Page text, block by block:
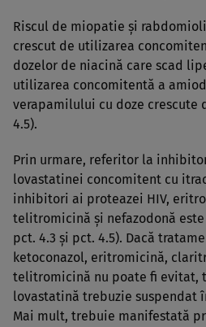
Riscul de miopatie şi
crescut de utilizarea
dozelor de niacină care scad
utilizarea concomitentă a
verapamilului cu doze crescute
4.5).
Prin urmare, referitor la
lovastatinei concomitent cu
inhibitori ai proteazei HIV,
telitromicină şi nefazodonă
pct. 4.3 şi pct. 4.5). Dacă
ketoconazol, eritromicină,
telitromicină nu poate fi evitat,
lovastatină trebuzie suspendat
Mai mult, trebuie manifestată